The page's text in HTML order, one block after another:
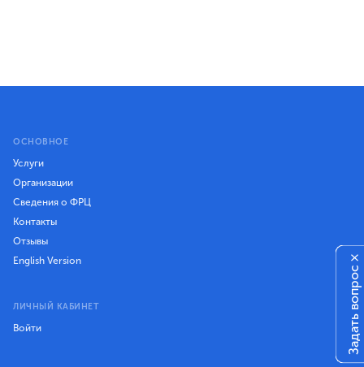
ОСНОВНОЕ
Услуги
Организации
Сведения о ФРЦ
Контакты
Отзывы
English Version
ЛИЧНЫЙ КАБИНЕТ
Войти Задать вопрос
×